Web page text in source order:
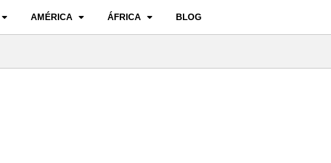
AMÉRICA ÁFRICA BLOG